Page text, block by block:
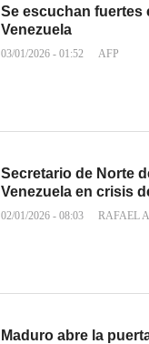
Se escuchan fuertes
Venezuela
03/01/2026 - 01:52 AFP
Secretario de Norte
Venezuela en crisis
02/01/2026 - 08:03 RAFAEL
Maduro abre la